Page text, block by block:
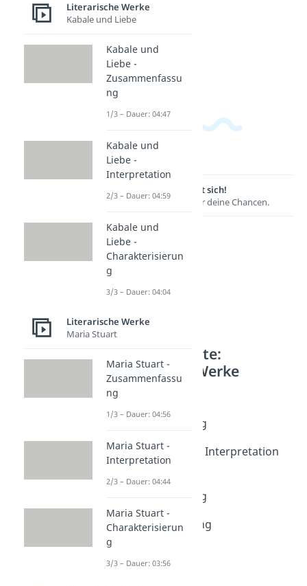
Lernen lohnt sich!
Entdecke hier deine Chancen.
Weitere Inhalte:
Literarische Werke
Werke des 19. JH
Zusammenfassung
Bahnwärter Thiel - Interpretation
Dauer: 04:27
Die Judenbuche -
Zusammenfassung
Dauer: 05:13
Vor Sonnenaufgang
Dauer: 05:57
Literarische Werke
Kabale und Liebe
Kabale und
Liebe -
Zusammenfassu
ng
1/3 – Dauer: 04:47
Kabale und
Liebe -
Interpretation
2/3 – Dauer: 04:59
Kabale und
Liebe -
Charakterisierun
g
3/3 – Dauer: 04:04
Literarische Werke
Maria Stuart
Maria Stuart -
Zusammenfassu
ng
1/3 – Dauer: 04:56
Maria Stuart -
Interpretation
2/3 – Dauer: 04:44
Maria Stuart -
Charakterisierun
g
3/3 – Dauer: 03:56